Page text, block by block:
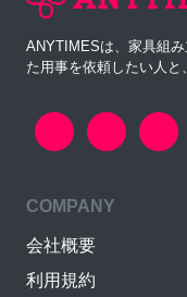
ANYTIMESは、家具組
た用事を依頼したい人と
COMPANY
会社概要
利用規約